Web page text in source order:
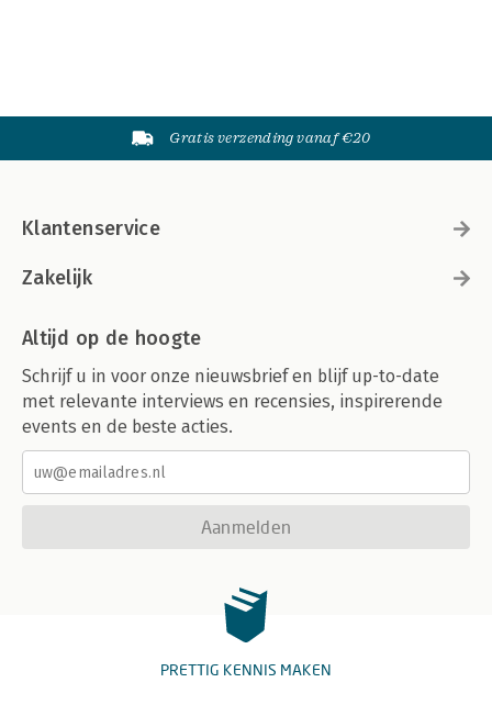
Gratis verzending vanaf €20
Klantenservice
Zakelijk
Altijd op de hoogte
Schrijf u in voor onze nieuwsbrief en blijf up-to-date
met relevante interviews en recensies, inspirerende
events en de beste acties.
Aanmelden
PRETTIG KENNIS MAKEN